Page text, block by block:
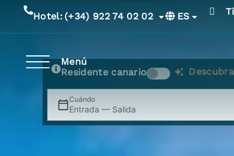
Hotel: (+34) 922 74 02 02 ES
Menú
Residente canario
Cuándo
Entrada — Salida